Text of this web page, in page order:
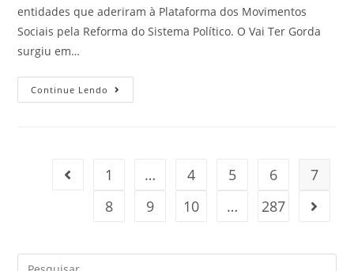
entidades que aderiram à Plataforma dos Movimentos
Sociais pela Reforma do Sistema Político. O Vai Ter Gorda
surgiu em…
Continue Lendo
1 … 4 5 6
7
8
9 10 … 287